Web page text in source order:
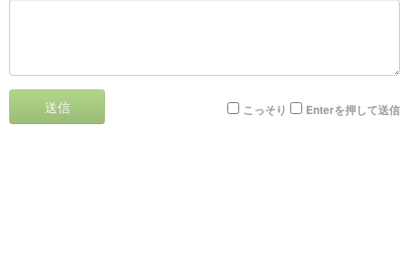
送信 こっそり Enterを押して送信